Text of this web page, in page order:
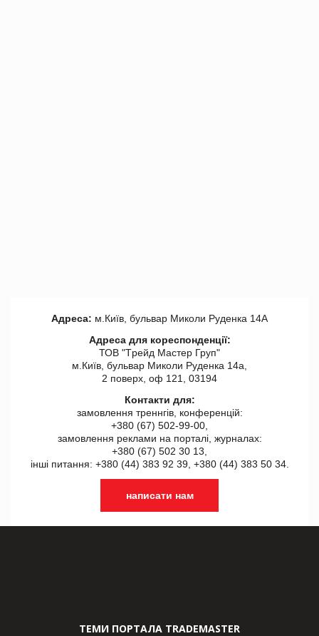
Адреса: м.Київ, бульвар Миколи Руденка 14А
Адреса для кореспонденції:
ТОВ "Tрейд Мастер Груп"
м.Київ, бульвар Миколи Руденка 14а,
2 поверх, оф 121, 03194
Контакти для:
замовлення треннгів, конференцій:
+380 (67) 502-99-00,
замовлення реклами на порталі, журналах:
+380 (67) 502 30 13,
інші питання: +380 (44) 383 92 39, +380 (44) 383 50 34.
написати нам
ТЕМИ ПОРТАЛА TRADEMASTER